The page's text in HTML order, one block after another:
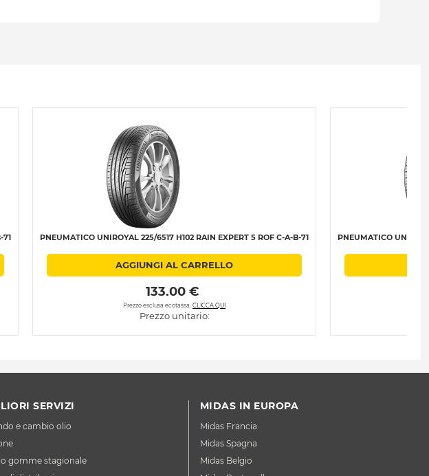
71 PNEUMATICO UNIROYAL 225/6517 H102 RAIN EXPERT 5 ROF C-A-B-71
AGGIUNGI AL CARRELLO
133.00 €
Prezzo esclusa ecotassa. CLICCA QUI
Prezzo unitario:
PNEUMATICO
SERVIZI
e cambio olio
gomme stagionale
MIDAS IN EUROPA
Midas Francia
Midas Spagna
Midas Belgio